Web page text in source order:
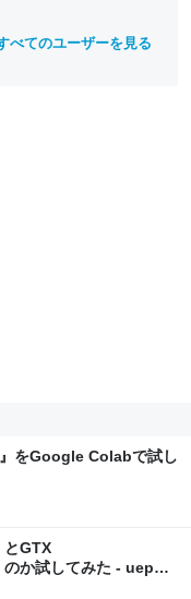
べてのユーザーを見る
をGoogle Colabで試し
GTX
か試してみた - uepon